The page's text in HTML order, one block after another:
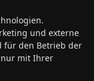
und externe
für den Betrieb der
nur mit Ihrer